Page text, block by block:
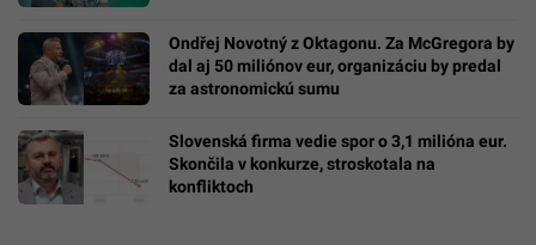
Ondřej Novotný z Oktagonu. Za McGregora by
dal aj 50 miliónov eur, organizáciu by predal
za astronomickú sumu
Slovenská firma vedie spor o 3,1 milióna eur.
Skončila v konkurze, stroskotala na
konfliktoch